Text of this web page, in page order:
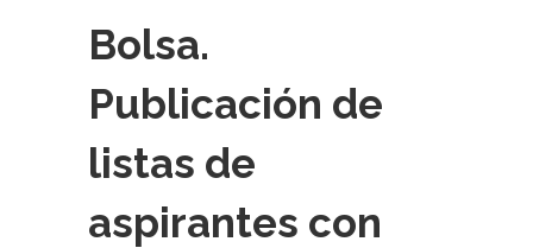
Bolsa.
Publicación de
listas de
aspirantes con